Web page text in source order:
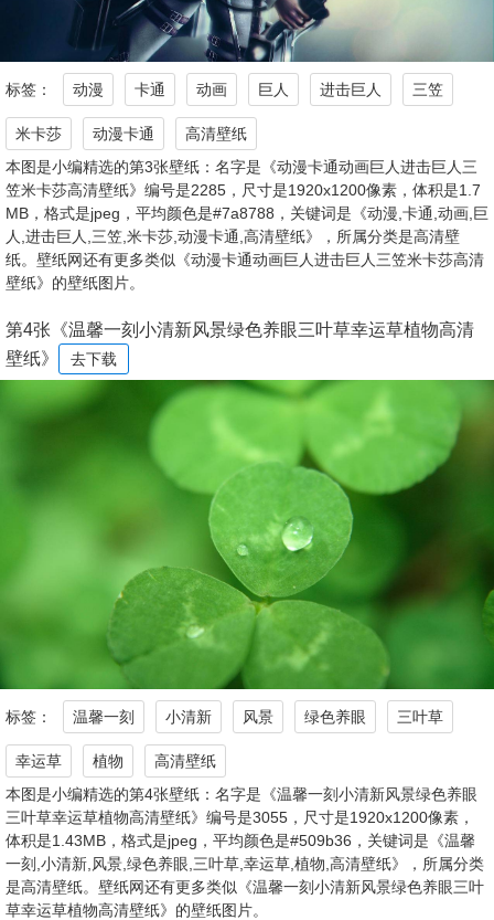
标签： 动漫 卡通 动画 巨人 进击巨人 三笠
米卡莎 动漫卡通
高清壁纸
本图是小编精选的第3张壁纸：名字是《动漫卡通动画巨人进击巨人三
笠米卡莎高清壁纸》编号是2285，尺寸是1920x1200像素，体积是1.7
MB，格式是jpeg，平均颜色是#7a8788，关键词是《动漫,卡通,动画,巨
人,进击巨人,三笠,米卡莎,动漫卡通,高清壁纸》，所属分类是高清壁
纸。壁纸网还有更多类似《动漫卡通动画巨人进击巨人三笠米卡莎高清
壁纸》的壁纸图片。
第4张《温馨一刻小清新风景绿色养眼三叶草幸运草植物高清
壁纸》
去下载
标签： 温馨一刻 小清新 风景 绿色养眼 三叶草
幸运草 植物
高清壁纸
本图是小编精选的第4张壁纸：名字是《温馨一刻小清新风景绿色养眼
三叶草幸运草植物高清壁纸》编号是3055，尺寸是1920x1200像素，
体积是1.43MB，格式是jpeg，平均颜色是#509b36，关键词是《温馨
一刻,小清新,风景,绿色养眼,三叶草,幸运草,植物,高清壁纸》，所属分类
是高清壁纸。壁纸网还有更多类似《温馨一刻小清新风景绿色养眼三叶
草幸运草植物高清壁纸》的壁纸图片。